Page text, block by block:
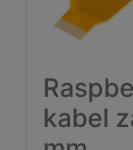
kabel